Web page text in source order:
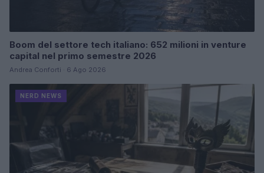
Boom del settore tech italiano: 652 milioni in venture
capital nel primo semestre 2026
Andrea Conforti · 6 Ago 2026
NERD NEWS